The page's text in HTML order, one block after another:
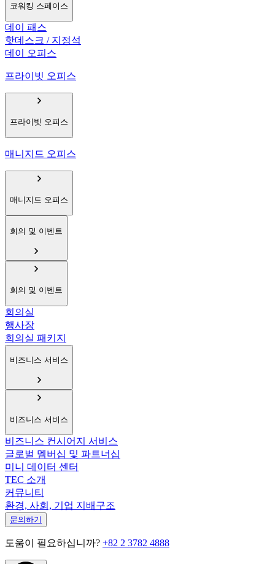
코워킹 스페이스
데이 패스
핫데스크 / 지정석
데이 오피스
프라이빗 오피스
프라이빗 오피스
매니지드 오피스
매니지드 오피스
회의 및 이벤트
회의 및 이벤트
회의실
행사장
회의실 패키지
비즈니스 서비스
비즈니스 서비스
비즈니스 컨시어지 서비스
글로벌 멤버십 및 파트너십
미니 데이터 센터
TEC 소개
커뮤니티
환경, 사회, 기업 지배구조
문의하기
도움이 필요하십니까? +82 2 3782 4888